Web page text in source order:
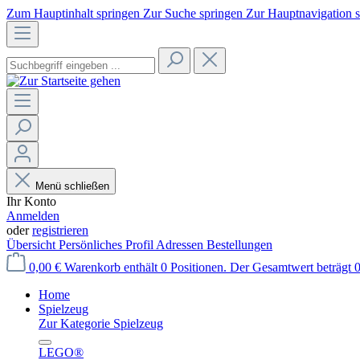
Zum Hauptinhalt springen Zur Suche springen Zur Hauptnavigation
Menü schließen
Ihr Konto
Anmelden
oderregistrieren
Übersicht Persönliches Profil Adressen Bestellungen
0,00 € Warenkorb enthält 0 Positionen. Der Gesamtwert beträgt
Home
Spielzeug
Zur Kategorie Spielzeug
LEGO®